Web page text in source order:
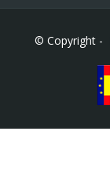
© Copyright -